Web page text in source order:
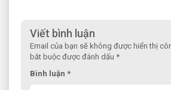
Viết bình luận
Email của bạn sẽ không được hiển thị
bắt buộc được đánh dấu *
Bình luận *